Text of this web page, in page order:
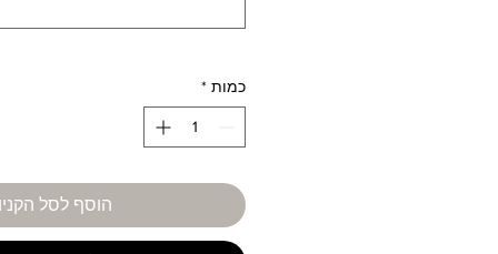
כמות *
הוסף לסל